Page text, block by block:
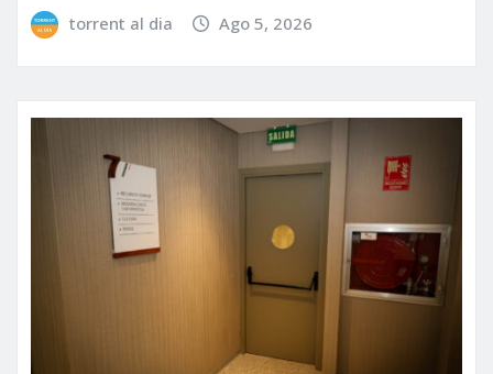
torrent al dia Ago 5, 2026